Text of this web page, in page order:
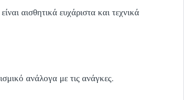
αισθητικά ευχάριστα και τεχνικά
ανάλογα με τις ανάγκες.